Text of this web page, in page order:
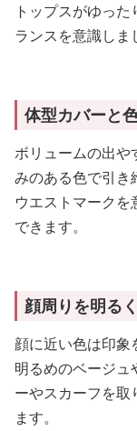
トップスがゆっ
ランスを意識しま
体型カバーと
ボリュームの出や
みのある色で引き
ウエストマーク
できます。
顔周りを明るく
顔に近い色は印象
明るめのベージュ
ーやスカーフを取
ます。